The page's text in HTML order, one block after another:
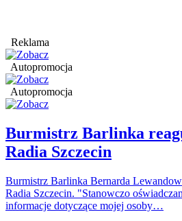
Reklama
Autopromocja
Autopromocja
Burmistrz Barlinka
Radia Szczecin
Burmistrz Barlinka Bernarda
Radia Szczecin. "Stanowczo
informacje dotyczące mojej osoby…